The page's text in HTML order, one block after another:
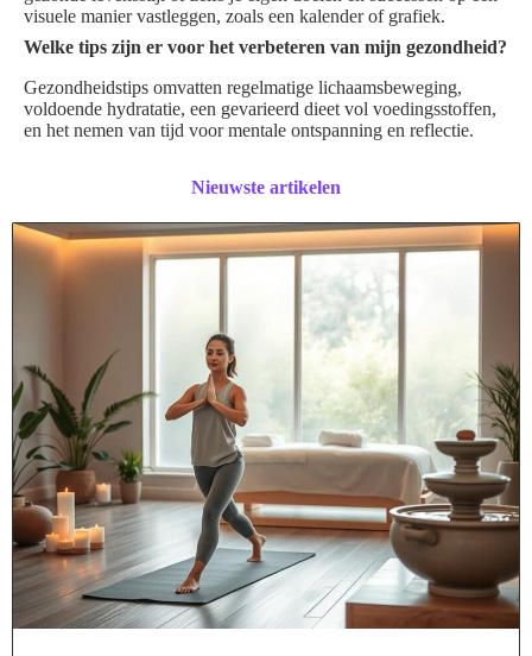
visuele manier vastleggen, zoals een kalender of grafiek.
Welke tips zijn er voor het verbeteren van mijn gezondheid?
Gezondheidstips omvatten regelmatige lichaamsbeweging,
voldoende hydratatie, een gevarieerd dieet vol voedingsstoffen,
en het nemen van tijd voor mentale ontspanning en reflectie.
Nieuwste artikelen